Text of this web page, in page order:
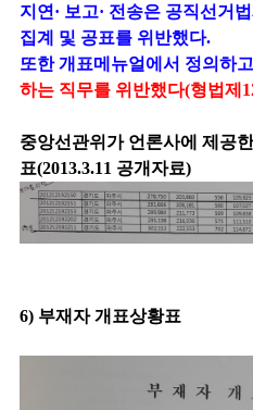
지연· 보고· 전송은 공직선거
집계 및 공표를 위반했다.
또한 개표메뉴얼에서 정의하고
하는 직무를 위반했다(형법제
중앙선관위가 언론사에 제공
표(2013.3.11 공개자료)
6) 부재자 개표상황표